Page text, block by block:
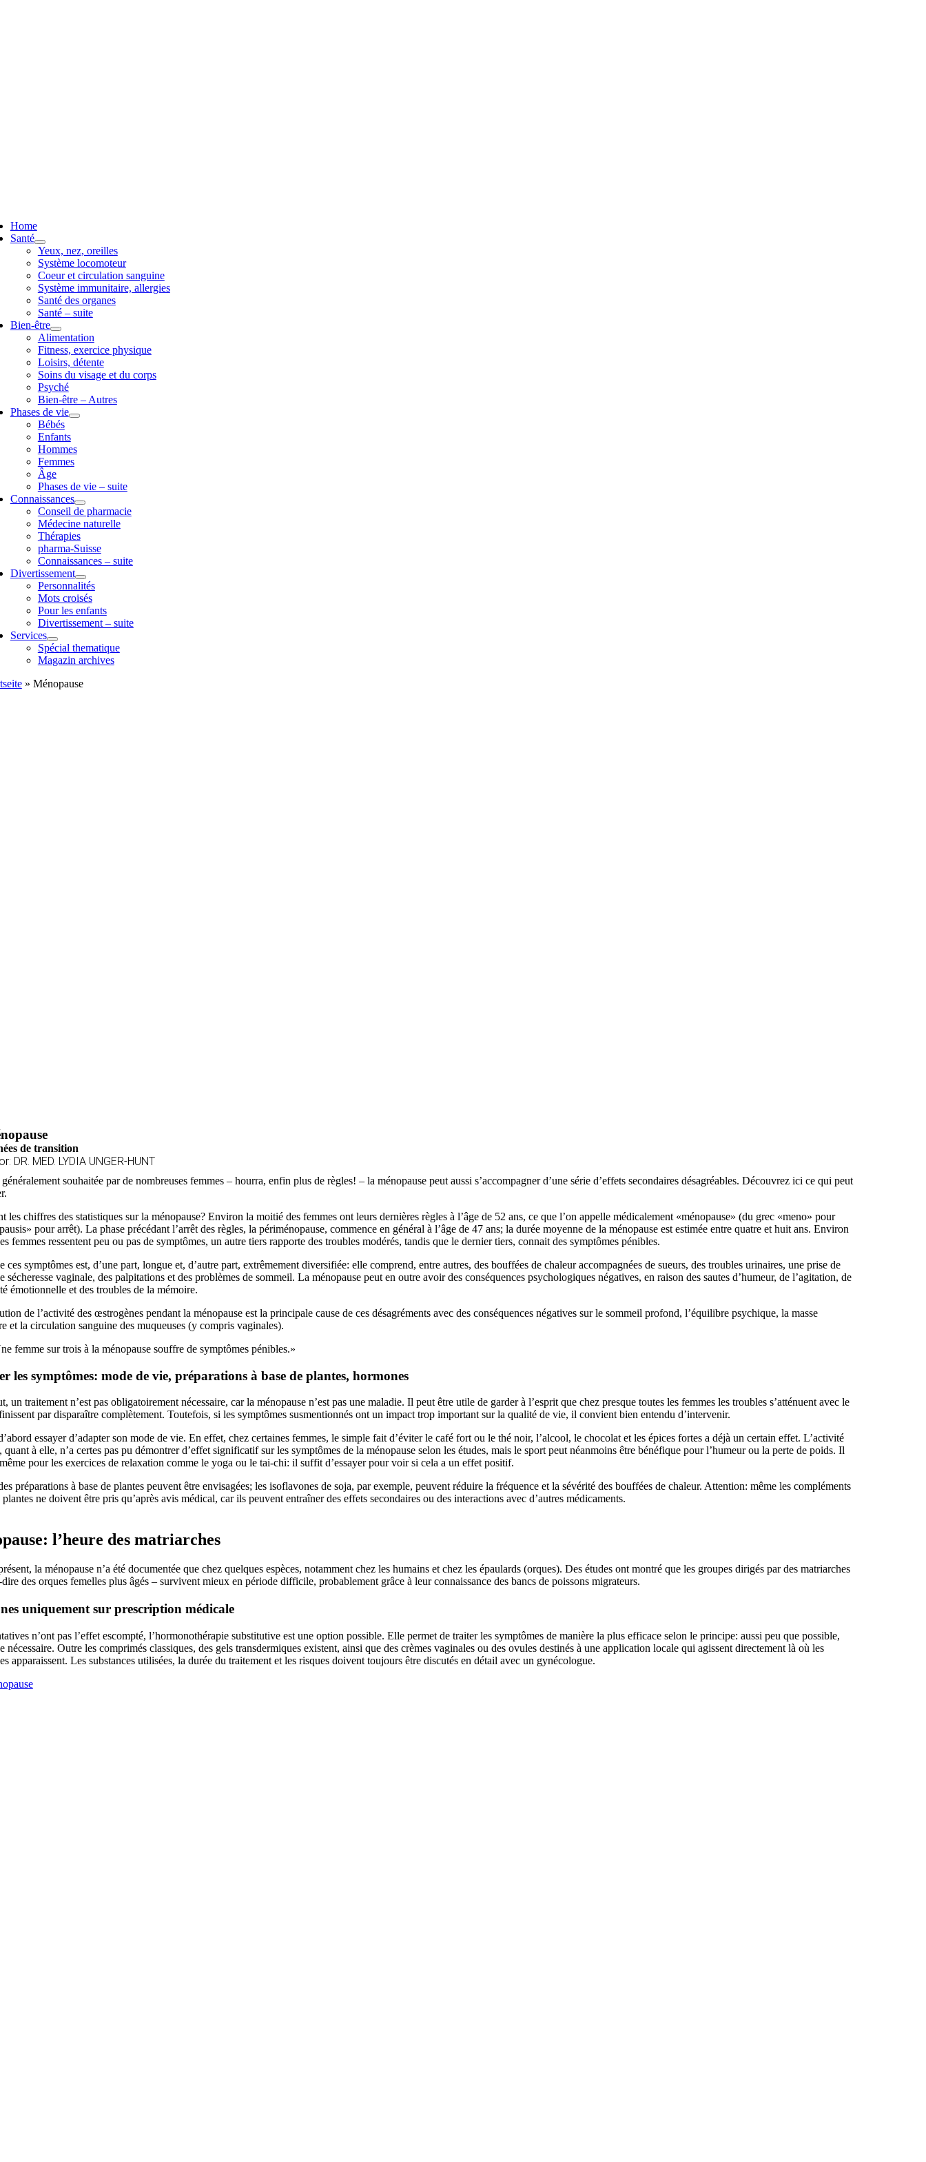
Home
Santé
Yeux, nez, oreilles
Système locomoteur
Coeur et circulation sanguine
Système immunitaire, allergies
Santé des organes
Santé – suite
Bien-être
Alimentation
Fitness, exercice physique
Loisirs, détente
Soins du visage et du corps
Psyché
Bien-être – Autres
Phases de vie
Bébés
Enfants
Hommes
Femmes
Âge
Phases de vie – suite
Connaissances
Conseil de pharmacie
Médecine naturelle
Thérapies
pharma-Suisse
Connaissances – suite
Divertissement
Personnalités
Mots croisés
Pour les enfants
Divertissement – suite
Services
Spécial thematique
Magazin archives
» Ménopause
de transition
DR. MED. LYDIA UNGER-HUNT
souhaitée par de nombreuses femmes – hourra, enfin plus de règles! – la ménopause peut aussi s’accompagner d’une série d’effets secondaires désagréables. Découvrez ici ce qui peut
les chiffres des statistiques sur la ménopause? Environ la moitié des femmes ont leurs dernières règles à l’âge de 52 ans, ce que l’on appelle médicalement «ménopause» (du grec «meno» pour
pour arrêt). La phase précédant l’arrêt des règles, la périménopause, commence en général à l’âge de 47 ans; la durée moyenne de la ménopause est estimée entre quatre et huit ans. Environ
femmes ressentent peu ou pas de symptômes, un autre tiers rapporte des troubles modérés, tandis que le dernier tiers, connait des symptômes pénibles.
ces symptômes est, d’une part, longue et, d’autre part, extrêmement diversifiée: elle comprend, entre autres, des bouffées de chaleur accompagnées de sueurs, des troubles urinaires, une prise de
sécheresse vaginale, des palpitations et des problèmes de sommeil. La ménopause peut en outre avoir des conséquences psychologiques négatives, en raison des sautes d’humeur, de l’agitation, de
émotionnelle et des troubles de la mémoire.
de l’activité des œstrogènes pendant la ménopause est la principale cause de ces désagréments avec des conséquences négatives sur le sommeil profond, l’équilibre psychique, la masse
et la circulation sanguine des muqueuses (y compris vaginales).
femme sur trois à la ménopause souffre de symptômes pénibles.»
les symptômes: mode de vie, préparations à base de plantes, hormones
un traitement n’est pas obligatoirement nécessaire, car la ménopause n’est pas une maladie. Il peut être utile de garder à l’esprit que chez presque toutes les femmes les troubles s’atténuent avec le
par disparaître complètement. Toutefois, si les symptômes susmentionnés ont un impact trop important sur la qualité de vie, il convient bien entendu d’intervenir.
essayer d’adapter son mode de vie. En effet, chez certaines femmes, le simple fait d’éviter le café fort ou le thé noir, l’alcool, le chocolat et les épices fortes a déjà un certain effet. L’activité
quant à elle, n’a certes pas pu démontrer d’effet significatif sur les symptômes de la ménopause selon les études, mais le sport peut néanmoins être bénéfique pour l’humeur ou la perte de poids. Il
pour les exercices de relaxation comme le yoga ou le tai-chi: il suffit d’essayer pour voir si cela a un effet positif.
préparations à base de plantes peuvent être envisagées; les isoflavones de soja, par exemple, peuvent réduire la fréquence et la sévérité des bouffées de chaleur. Attention: même les compléments
plantes ne doivent être pris qu’après avis médical, car ils peuvent entraîner des effets secondaires ou des interactions avec d’autres médicaments.
l’heure des matriarches
la ménopause n’a été documentée que chez quelques espèces, notamment chez les humains et chez les épaulards (orques). Des études ont montré que les groupes dirigés par des matriarches
dire des orques femelles plus âgés – survivent mieux en période difficile, probablement grâce à leur connaissance des bancs de poissons migrateurs.
uniquement sur prescription médicale
n’ont pas l’effet escompté, l’hormonothérapie substitutive est une option possible. Elle permet de traiter les symptômes de manière la plus efficace selon le principe: aussi peu que possible,
nécessaire. Outre les comprimés classiques, des gels transdermiques existent, ainsi que des crèmes vaginales ou des ovules destinés à une application locale qui agissent directement là où les
apparaissent. Les substances utilisées, la durée du traitement et les risques doivent toujours être discutés en détail avec un gynécologue.